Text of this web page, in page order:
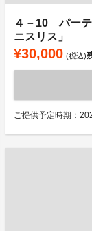
４－10 パー
ニスリス」
¥30,000 (税込)
ご提供予定時期：